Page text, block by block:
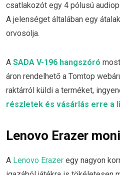
csatlakozót egy 4 pólusú
A jelenséget általában egy
orvosolja.
A SADA V-196 hangszóró
áron rendelhető a Tomtop
raktárról küldi a terméket,
részletek és vásárlás erre a
Lenovo Erazer
A Lenovo Erazer egy nagyon